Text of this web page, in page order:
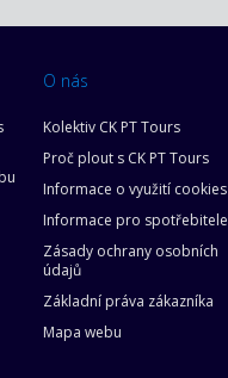
O nás
Kolektiv CK PT Tours
Proč plout s CK PT Tours
Informace o využití cookies
Informace pro spotřebitele
Zásady ochrany osobních
údajů
Základní práva zákazníka
Mapa webu